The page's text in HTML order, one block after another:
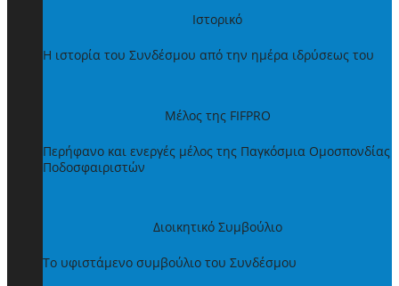
Ιστορικό
Η ιστορία του Συνδέσμου από την ημέρα ιδρύσεως του
Μέλος της FIFPRO
Περήφανο και ενεργές μέλος της Παγκόσμια Ομοσπονδίας
Ποδοσφαιριστών
Διοικητικό Συμβούλιο
Το υφιστάμενο συμβούλιο του Συνδέσμου